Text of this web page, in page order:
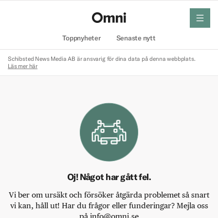
Toppnyheter Senaste nytt
meny
Schibsted News Media AB är ansvarig för dina data på denna webbplats.
Läs mer här
Oj! Något har gått fel.
Vi ber om ursäkt och försöker åtgärda problemet så snart
vi kan, håll ut! Har du frågor eller funderingar? Mejla oss